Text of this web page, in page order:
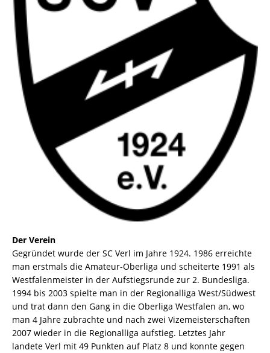
Der Verein
Gegründet wurde der SC Verl im Jahre 1924. 1986 erreichte
man erstmals die Amateur-Oberliga und scheiterte 1991 als
Westfalenmeister in der Aufstiegsrunde zur 2. Bundesliga.
1994 bis 2003 spielte man in der Regionalliga West/Südwest
und trat dann den Gang in die Oberliga Westfalen an, wo
man 4 Jahre zubrachte und nach zwei Vizemeisterschaften
2007 wieder in die Regionalliga aufstieg. Letztes Jahr
landete Verl mit 49 Punkten auf Platz 8 und konnte gegen